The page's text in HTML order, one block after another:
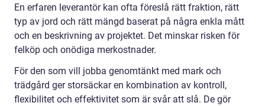
En erfaren leverantör kan ofta föreslå rätt fraktion, rätt
typ av jord och rätt mängd baserat på några enkla mått
och en beskrivning av projektet. Det minskar risken för
felköp och onödiga merkostnader.
För den som vill jobba genomtänkt med mark och
trädgård ger storsäckar en kombination av kontroll,
flexibilitet och effektivitet som är svår att slå. De gör